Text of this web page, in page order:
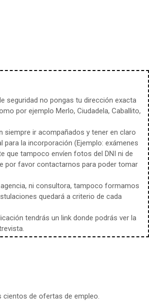
seguridad no pongas tu dirección exacta
por ejemplo Merlo, Ciudadela, Caballito,
ir acompañados y tener en claro
para la incorporación (Ejemplo: exámenes
que tampoco envíen fotos del DNI ni de
por favor contactarnos para poder tomar
ni consultora, tampoco formamos
quedará a criterio de cada
tendrás un link donde podrás ver la
cientos de ofertas de empleo.